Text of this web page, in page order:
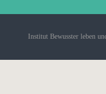
Institut Bewusster leben